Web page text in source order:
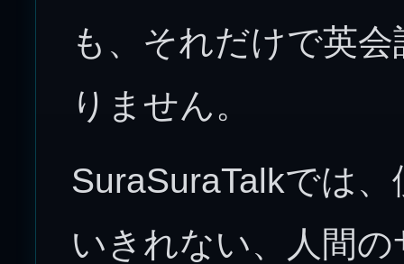
も、それだけで英
りません。
SuraSuraTalkでは
いきれない、人間